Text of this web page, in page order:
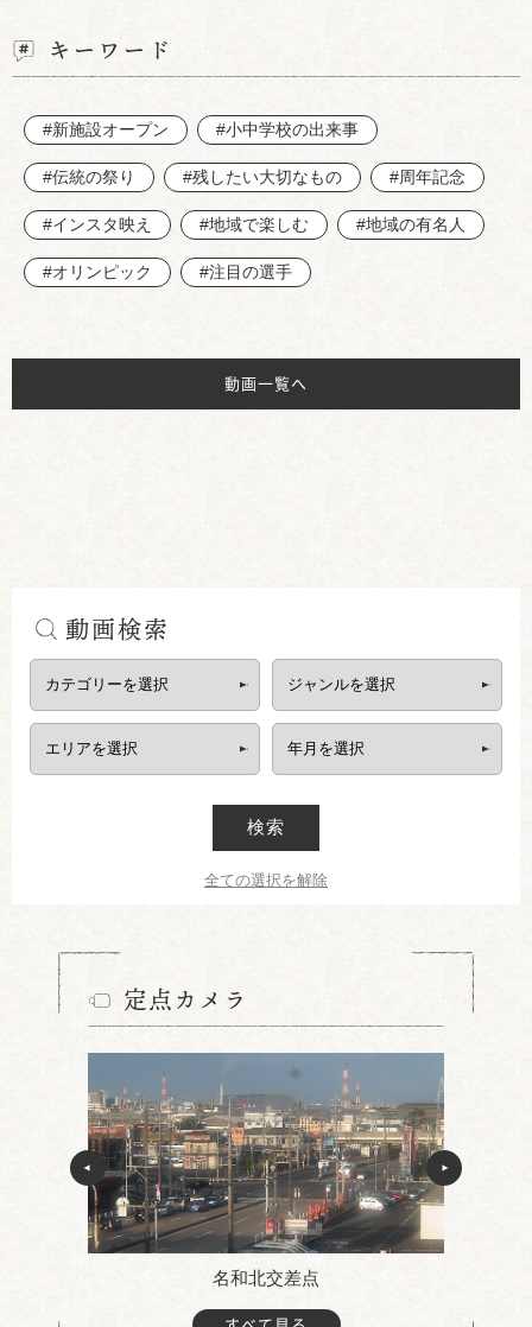
キーワード
#新施設オープン #小中学校の出来事
#伝統の祭り #残したい大切なもの #周年記念
#インスタ映え #地域で楽しむ #地域の有名人
#オリンピック #注目の選手
動画一覧へ
動画検索
検索
全ての選択を解除
定点カメラ
名和北交差点